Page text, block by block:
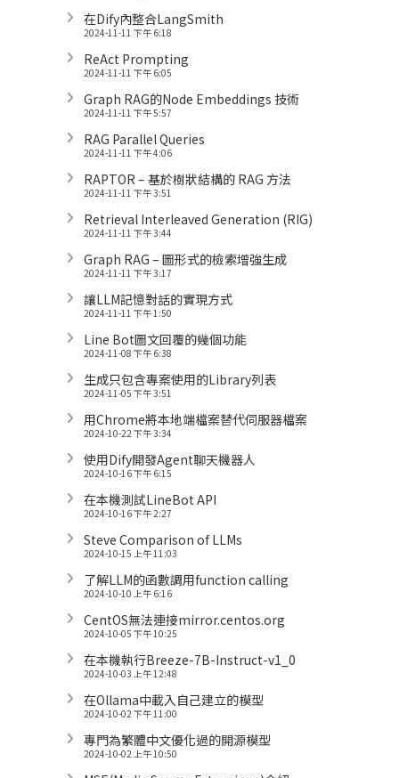
在Dify內整合LangSmith
2024-11-11 下午 6:18
ReAct Prompting
2024-11-11 下午 6:05
Graph RAG的Node Embeddings 技術
2024-11-11 下午 5:57
RAG Parallel Queries
2024-11-11 下午 4:06
RAPTOR – 基於樹狀結構的 RAG 方法
2024-11-11 下午 3:51
Retrieval Interleaved Generation (RIG)
2024-11-11 下午 3:44
Graph RAG – 圖形式的檢索增強生成
2024-11-11 下午 3:17
讓LLM記憶對話的實現方式
2024-11-11 下午 1:50
Line Bot圖文回覆的幾個功能
2024-11-08 下午 6:38
生成只包含專案使用的Library列表
2024-11-05 下午 3:51
用Chrome將本地端檔案替代伺服器檔案
2024-10-22 下午 3:34
使用Dify開發Agent聊天機器人
2024-10-16 下午 6:15
在本機測試LineBot API
2024-10-16 下午 2:27
Steve Comparison of LLMs
2024-10-15 上午 11:03
了解LLM的函數調用function calling
2024-10-10 上午 6:16
CentOS無法連接mirror.centos.org
2024-10-05 下午 10:25
在本機執行Breeze-7B-Instruct-v1_0
2024-10-03 上午 12:48
在Ollama中載入自己建立的模型
2024-10-02 下午 11:00
專門為繁體中文優化過的開源模型
2024-10-02 上午 10:50